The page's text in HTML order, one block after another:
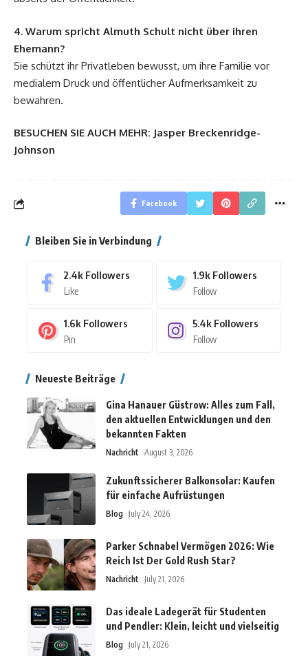
4. Warum spricht Almuth Schult nicht über ihren
Ehemann?
Sie schützt ihr Privatleben bewusst, um ihre Familie vor
medialem Druck und öffentlicher Aufmerksamkeit zu
bewahren.
BESUCHEN SIE AUCH MEHR: Jasper Breckenridge-
Johnson
Facebook
Bleiben Sie in Verbindung
2.4k Followers
Like
1.9k Followers
Follow
1.6k Followers
Pin
5.4k Followers
Follow
Neueste Beiträge
Gina Hanauer Güstrow: Alles zum Fall,
den aktuellen Entwicklungen und den
bekannten Fakten
Nachricht August 3, 2026
Zukunftssicherer Balkonsolar: Kaufen
für einfache Aufrüstungen
Blog July 24, 2026
Parker Schnabel Vermögen 2026: Wie
Reich Ist Der Gold Rush Star?
Nachricht July 21, 2026
Das ideale Ladegerät für Studenten
und Pendler: Klein, leicht und vielseitig
Blog July 21, 2026